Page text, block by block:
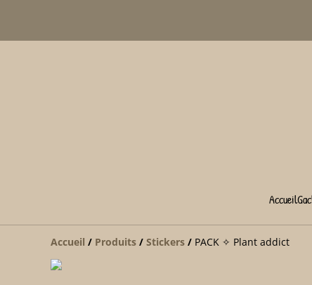
Accueil
Accueil / Produits / Stickers / PACK ✧ Plant addict